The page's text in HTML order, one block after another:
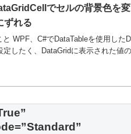
でセルの背景色を
ずれる
WPF、C#でDataTableを使用した
定したく、DataGridに表示された値